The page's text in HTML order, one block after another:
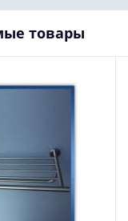
товары